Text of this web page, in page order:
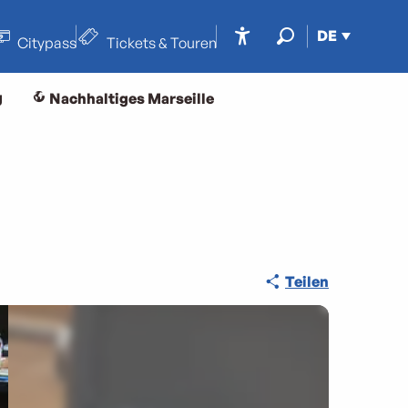
DE
Citypass Tickets & Touren
Nachhaltiges Marseille
Teilen